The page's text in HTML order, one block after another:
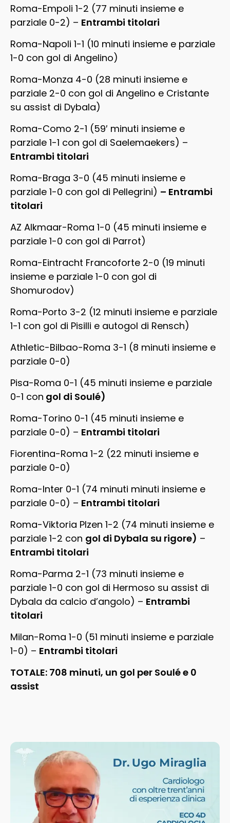
Roma-Empoli 1-2 (77 minuti insieme e
parziale 0-2) – Entrambi titolari
Roma-Napoli 1-1 (10 minuti insieme e parziale
1-0 con gol di Angelino)
Roma-Monza 4-0 (28 minuti insieme e
parziale 2-0 con gol di Angelino e Cristante
su assist di Dybala)
Roma-Como 2-1 (59′ minuti insieme e
parziale 1-1 con gol di Saelemaekers) –
Entrambi titolari
Roma-Braga 3-0 (45 minuti insieme e
parziale 1-0 con gol di Pellegrini) – Entrambi
titolari
AZ Alkmaar-Roma 1-0 (45 minuti insieme e
parziale 1-0 con gol di Parrot)
Roma-Eintracht Francoforte 2-0 (19 minuti
insieme e parziale 1-0 con gol di
Shomurodov)
Roma-Porto 3-2 (12 minuti insieme e parziale
1-1 con gol di Pisilli e autogol di Rensch)
Athletic-Bilbao-Roma 3-1 (8 minuti insieme e
parziale 0-0)
Pisa-Roma 0-1 (45 minuti insieme e parziale
0-1 con gol di Soulé)
Roma-Torino 0-1 (45 minuti insieme e
parziale 0-0) – Entrambi titolari
Fiorentina-Roma 1-2 (22 minuti insieme e
parziale 0-0)
Roma-Inter 0-1 (74 minuti minuti insieme e
parziale 0-0) – Entrambi titolari
Roma-Viktoria Plzen 1-2 (74 minuti insieme e
parziale 1-2 con gol di Dybala su rigore) –
Entrambi titolari
Roma-Parma 2-1 (73 minuti insieme e
parziale 1-0 con gol di Hermoso su assist di
Dybala da calcio d’angolo) – Entrambi
titolari
Milan-Roma 1-0 (51 minuti insieme e parziale
1-0) – Entrambi titolari
TOTALE: 708 minuti, un gol per Soulé e 0
assist